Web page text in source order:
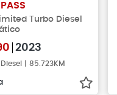
Turbo Diesel
2023
| 85.723KM